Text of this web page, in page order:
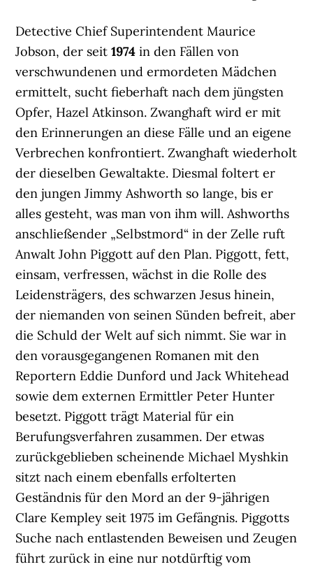
Detective Chief Superintendent Maurice
Jobson, der seit1974 in den Fällen von
verschwundenen und ermordeten Mädchen
ermittelt, sucht fieberhaft nach dem jüngsten
Opfer, Hazel Atkinson. Zwanghaft wird er mit
den Erinnerungen an diese Fälle und an eigene
Verbrechen konfrontiert. Zwanghaft wiederholt
der dieselben Gewaltakte. Diesmal foltert er
den jungen Jimmy Ashworth so lange, bis er
alles gesteht, was man von ihm will. Ashworths
anschließender „Selbstmord“ in der Zelle ruft
Anwalt John Piggott auf den Plan. Piggott, fett,
einsam, verfressen, wächst in die Rolle des
Leidensträgers, des schwarzen Jesus hinein,
der niemanden von seinen Sünden befreit, aber
die Schuld der Welt auf sich nimmt. Sie war in
den vorausgegangenen Romanen mit den
Reportern Eddie Dunford und Jack Whitehead
sowie dem externen Ermittler Peter Hunter
besetzt. Piggott trägt Material für ein
Berufungsverfahren zusammen. Der etwas
zurückgeblieben scheinende Michael Myshkin
sitzt nach einem ebenfalls erfolterten
Geständnis für den Mord an der 9-jährigen
Clare Kempley seit 1975 im Gefängnis. Piggotts
Suche nach entlastenden Beweisen und Zeugen
führt zurück in eine nur notdürftig vom